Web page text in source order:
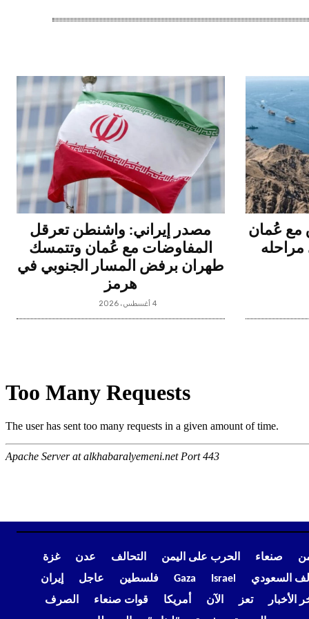
مع عُمان
مصدر إيراني: واشنطن تعرقل
المفاوضات مع عُمان وتتمسك
طهران برفض المسار الجنوبي في
هرمز
4 أغسطس، 2026
صنعاء الحرب على اليمن التحالف عدن
غزة
السعودي
Israel
Gaza فلسطين عاجل
إيران
الأخبار
تعز الآن أمريكا قوات صنعاء
الصرف